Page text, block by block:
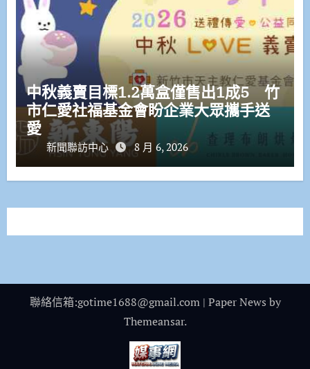
中秋義賣目標1.2萬盒僅售出1成5 竹
市仁愛社福基金會盼企業大眾攜手送
愛
新聞聯訪中心 8 月 6, 2026
聯絡信箱:gotime1688@gmail.com | Paper News by
Themeansar.